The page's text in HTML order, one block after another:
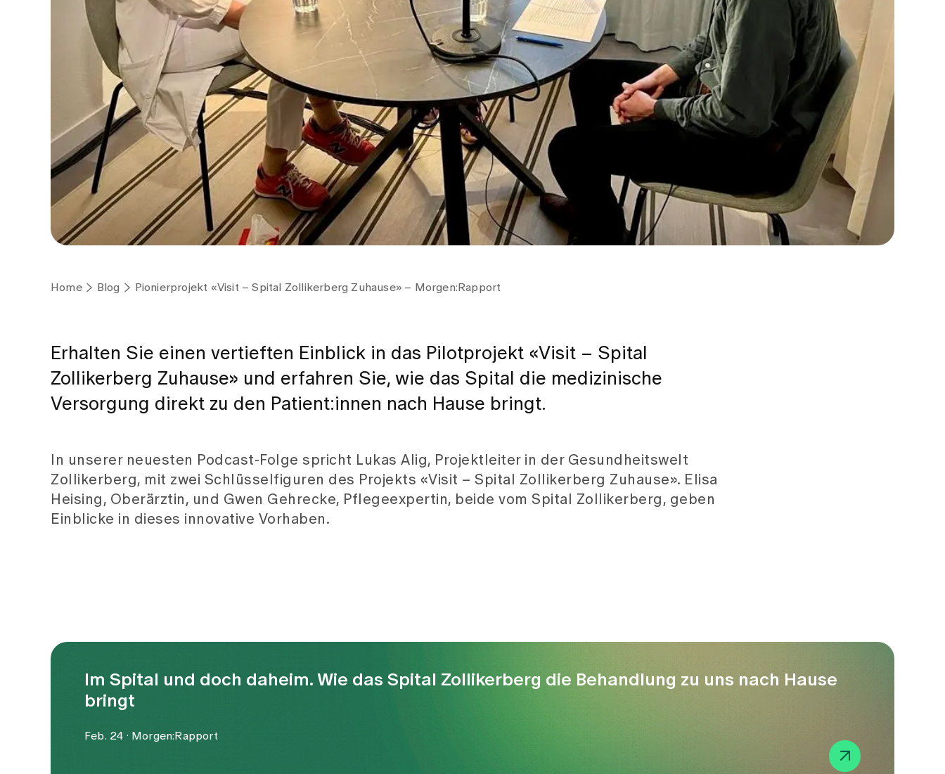
Home Blog Pionierprojekt «Visit – Spital Zollikerberg Zuhause» – Morgen:Rapport
Erhalten Sie einen vertieften Einblick in das Pilotprojekt «Visit – Spital
Zollikerberg Zuhause» und erfahren Sie, wie das Spital die medizinische
Versorgung direkt zu den Patient:innen nach Hause bringt.
In unserer neuesten Podcast-Folge spricht Lukas Alig, Projektleiter in der Gesundheitswelt
Zollikerberg, mit zwei Schlüsselfiguren des Projekts «Visit – Spital Zollikerberg Zuhause». Elisa
Heising, Oberärztin, und Gwen Gehrecke, Pflegeexpertin, beide vom Spital Zollikerberg, geben
Einblicke in dieses innovative Vorhaben.
Im Spital und doch daheim. Wie das Spital Zollikerberg die Behandlung zu uns nach Hause
bringt
Feb. 24 · Morgen:Rapport